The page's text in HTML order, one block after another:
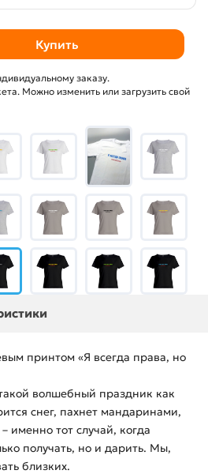
Купить
заказу.
Можно изменить или загрузить свой
принтом «Я всегда права, но
волшебный праздник как
снег, пахнет мандаринами,
именно тот случай, когда
получать, но и дарить. Мы,
близких.